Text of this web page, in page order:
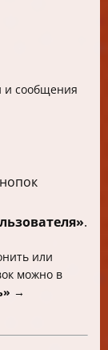
и сообщения
.
или
можно в
→